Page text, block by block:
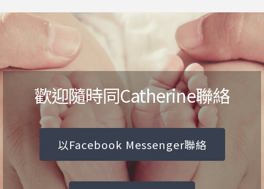
歡迎隨時同Catherine聯絡
以Facebook Messenger聯絡